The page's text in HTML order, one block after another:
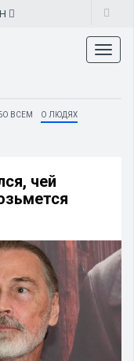
ВСЕМ
О ЛЮДЯХ
чей